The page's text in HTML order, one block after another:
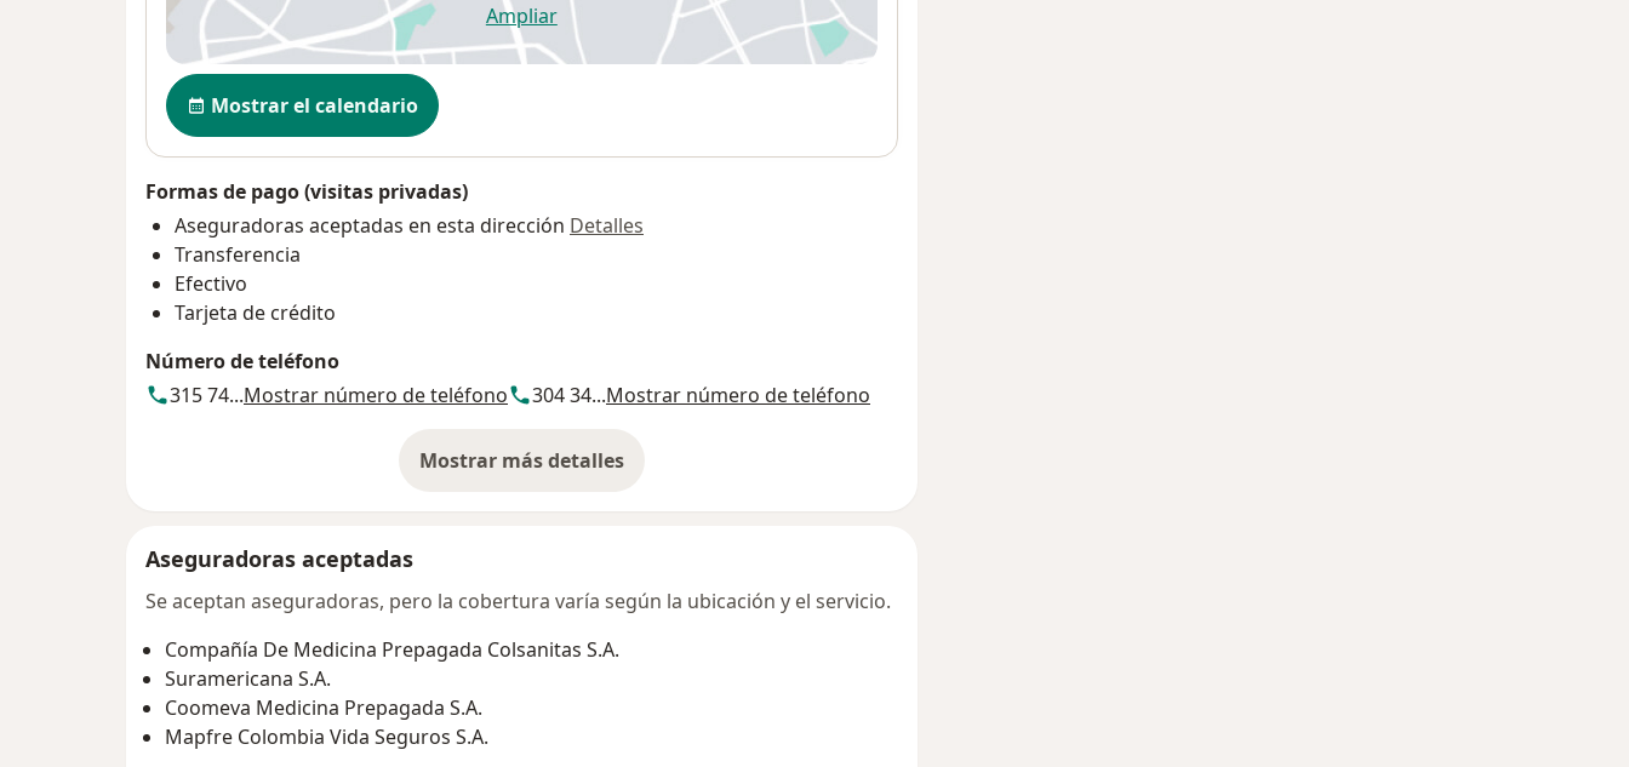
Ampliarse abre en una nueva pestaña
Disponibilidad
Mostrar el calendario
Formas de pago (visitas privadas)
Aseguradoras aceptadas en esta dirección Detalles
Transferencia
Efectivo
Tarjeta de crédito
Número de teléfono
315 74...Mostrar número de teléfono 304 34...Mostrar número de teléfono
Mostrar más detalles
sobre la dirección
Aseguradoras aceptadas
Se aceptan aseguradoras, pero la cobertura varía según la ubicación y el servicio.
Compañía De Medicina Prepagada Colsanitas S.A.
Suramericana S.A.
Coomeva Medicina Prepagada S.A.
Mapfre Colombia Vida Seguros S.A.